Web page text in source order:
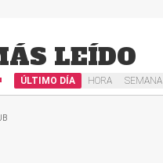
LEÍDO
ÚLTIMO DÍA HORA SEMANA